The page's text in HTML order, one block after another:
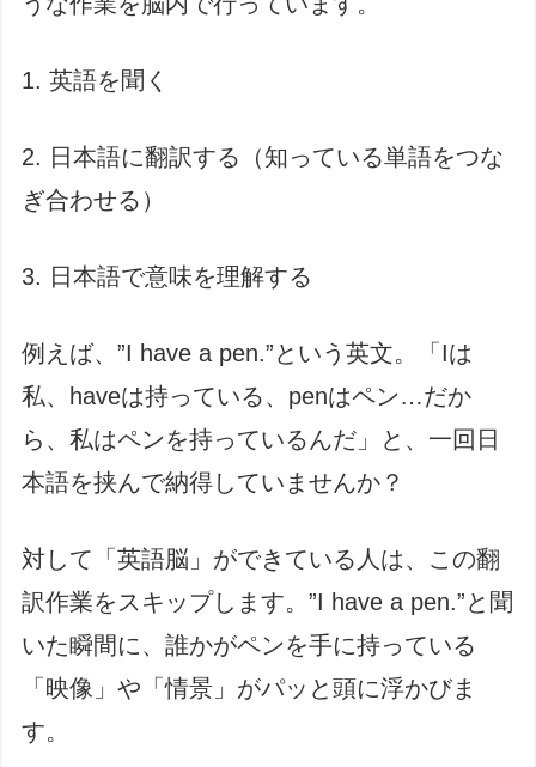
1. 英語を聞く
2. 日本語に翻訳する（知っている単語をつな
ぎ合わせる）
3. 日本語で意味を理解する
例えば、”I have a pen.”という英文。「Iは
私、haveは持っている、penはペン…だか
ら、私はペンを持っているんだ」と、一回日
本語を挟んで納得していませんか？
対して「英語脳」ができている人は、この翻
訳作業をスキップします。”I have a pen.”と聞
いた瞬間に、誰かがペンを手に持っている
「映像」や「情景」がパッと頭に浮かびま
す。